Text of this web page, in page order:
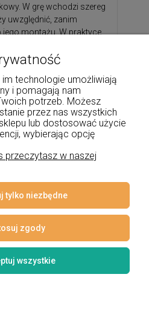
W grę wchodzi szereg
uwzględnić, zanim
montażu. W praktyce
Lampy do
jak również pozostałe
się najwyższą
z barwą światła
strefy we wnętrzu. Ma to
dzieci, jak
a co za tym idzie - komfort.
właściwego wyboru.
do wnętrz w stylu
autor: Lampynox
technologie umożliwiają
i pomagają nam
potrzeb. Możesz
przez nas wszystkich
lub dostosować użycie
wybierając opcję
przeczytasz w naszej
tylko niezbędne
zgody
wszystkie